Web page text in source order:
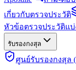
เกี่ยวกับตรวจประวัติ
หัวข้อตรวจประวัติแบ่
รับรองกงสุล
ศูนย์รับรองกงสุล